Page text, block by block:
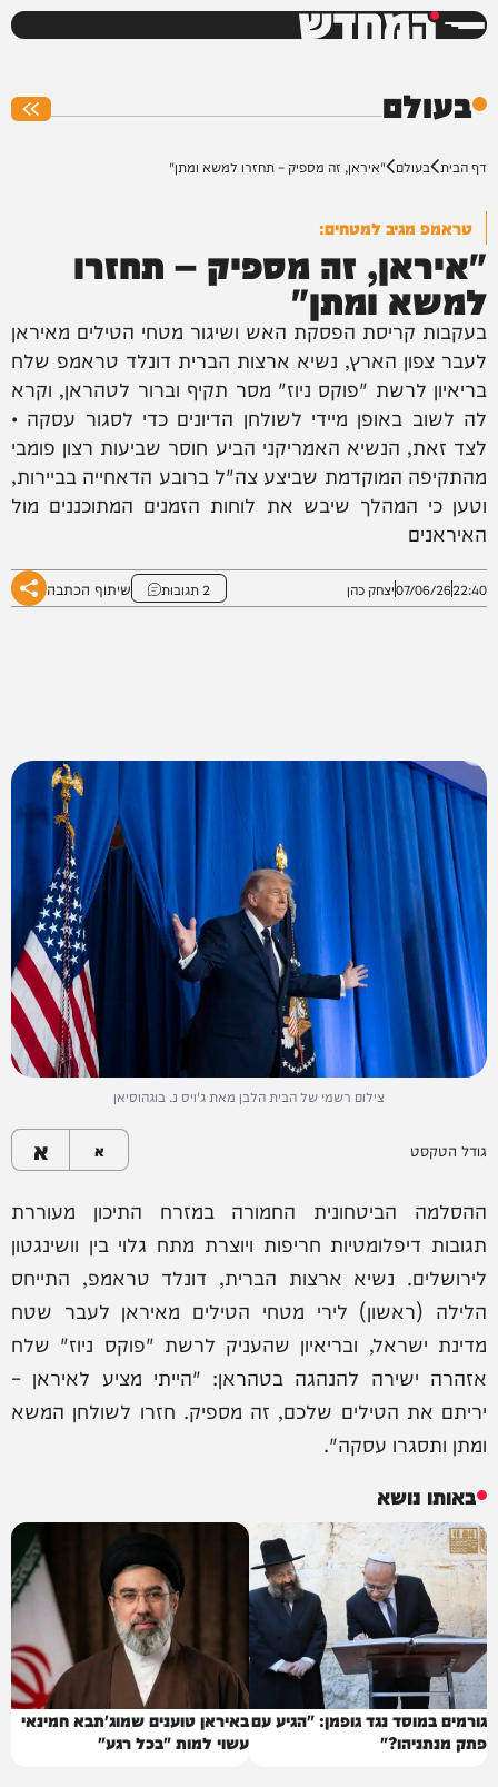
המחדש
בעולם
דף הבית בעולם "איראן, זה מספיק – תחזרו למשא ומתן"
טראמפ מגיב למטחים:
"איראן, זה מספיק – תחזרו
למשא ומתן"
בעקבות קריסת הפסקת האש ושיגור מטחי הטילים מאיראן
לעבר צפון הארץ, נשיא ארצות הברית דונלד טראמפ שלח
בריאיון לרשת "פוקס ניוז" מסר תקיף וברור לטהראן, וקרא
לה לשוב באופן מיידי לשולחן הדיונים כדי לסגור עסקה •
לצד זאת, הנשיא האמריקני הביע חוסר שביעות רצון פומבי
מהתקיפה המוקדמת שביצע צה"ל ברובע הדאחייה בביירות,
וטען כי המהלך שיבש את לוחות הזמנים המתוכננים מול
האיראנים
22:40
07/06/26יצחק כהן 2 תגובות שיתוף הכתבה
צילום רשמי של הבית הלבן מאת ג'ויס נ. בוגהוסיאן
גודל הטקסט א א
ההסלמה הביטחונית החמורה במזרח התיכון מעוררת
תגובות דיפלומטיות חריפות ויוצרת מתח גלוי בין וושינגטון
לירושלים. נשיא ארצות הברית, דונלד טראמפ, התייחס
הלילה (ראשון) לירי מטחי הטילים מאיראן לעבר שטח
מדינת ישראל, ובריאיון שהעניק לרשת "פוקס ניוז" שלח
אזהרה ישירה להנהגה בטהראן: "הייתי מציע לאיראן –
יריתם את הטילים שלכם, זה מספיק. חזרו לשולחן המשא
ומתן ותסגרו עסקה".
באותו נושא
גורמים במוסד נגד גופמן: "הגיע עם
פתק מנתניהו?"
באיראן טוענים שמוג'תבא חמינאי
עשוי למות "בכל רגע"